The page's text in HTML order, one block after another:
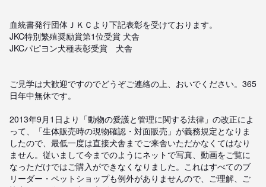
血統書発行団体ＪＫＣより下記表彰を受けております。
JKC特別繁殖奨励賞第1位受賞 犬舎
JKCパピヨン犬種表彰受賞　犬舎
ご見学は大歓迎ですのでどうぞご連絡の上、おいでください。365
日年中無休です。
2013年9月1日より「動物の愛護と管理に関する法律」の改正によ
って、「生体販売時の現物確認・対面販売」が義務規定となりま
したので、最低一度は直接犬舎までご来舎いただかなくてはなり
ません。従いまして今までのようにネットで写真、動画をご覧に
なっただけではご購入ができなくなりました。これはすべてのブ
リーダー・ペットショップも例外がありませんので、ご理解、ご